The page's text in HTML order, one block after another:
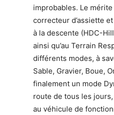
improbables. Le
correcteur d’assiette
à la descente (HDC-
ainsi qu’au Terrain
différents modes, à
Sable, Gravier, Boue,
finalement un mode
route de tous les
au véhicule de